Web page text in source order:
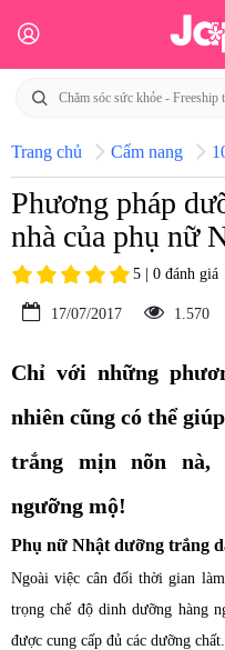
Trang chủ Cẩm nang
Phương pháp
nhà của phụ nữ
5 | 0 đánh giá
17/07/2017 1.570
Chỉ với những
nhiên cũng có thể
trắng mịn nõn nà,
ngưỡng mộ!
Phụ nữ Nhật dưỡng trắng
Ngoài việc cân đối thời gian
trọng chế độ dinh dưỡng hàng
được cung cấp đủ các dưỡng chất.